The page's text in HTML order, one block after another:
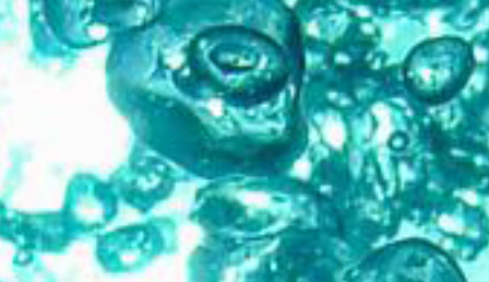
コーズ・リレーテッド・マー
ケティング